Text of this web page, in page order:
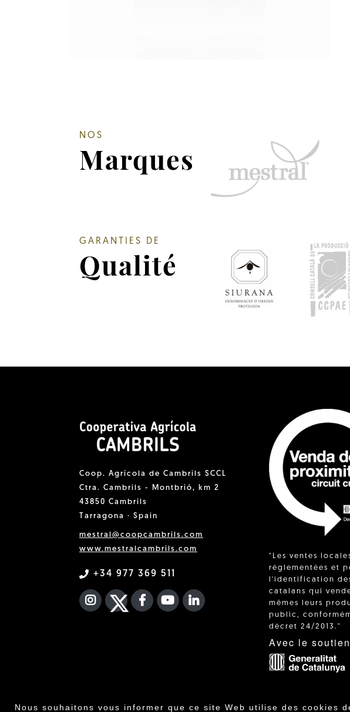
Nous souhaitons vous informer que ce site Web utilise des cookies
NOS
Marques
GARANTIES DE
Qualité
Coop. Agrícola de Cambrils SCCL
Ctra. Cambrils - Montbrió, km 2
43850 Cambrils
Tarragona · Spain
mestral@coopcambrils.com
www.mestralcambrils.com
+34 977 369 511
INSTAGRAM
TWITTER
FACEBOOK F
YOUTUBEFA LINKEDIN IN
"Les ventes
réglementées et
l'identification
catalans qui
mêmes leurs
public,
décret 24/2013."
Avec le